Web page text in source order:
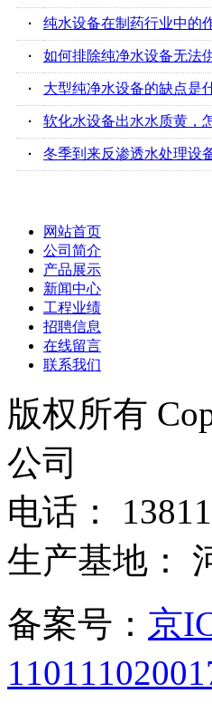
· 纯水设备在制药行业中的
· 如何排除纯净水设备无法
· 大型纯净水设备的缺点是
· 软化水设备出水水质黄，
· 冬季到来反渗透水处理设
网站首页
公司简介
产品展示
新闻中心
工程业绩
招聘信息
在线留言
联系我们
版权所有
公司
电话：
生产基地：
备案号： 京